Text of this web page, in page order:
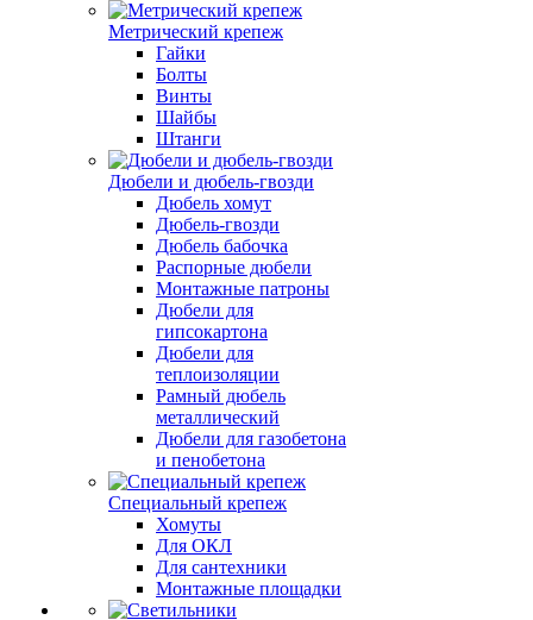
Метрический крепеж
Гайки
Болты
Винты
Шайбы
Штанги
Дюбели и дюбель-гвозди
Дюбель хомут
Дюбель-гвозди
Дюбель бабочка
Распорные дюбели
Монтажные патроны
Дюбели для
гипсокартона
Дюбели для
теплоизоляции
Рамный дюбель
металлический
Дюбели для газобетона
и пенобетона
Специальный крепеж
Хомуты
Для ОКЛ
Для сантехники
Монтажные площадки